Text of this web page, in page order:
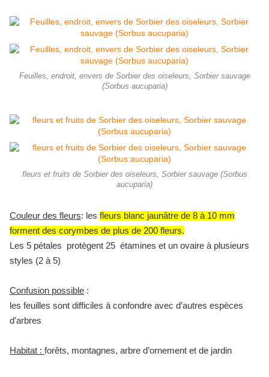
Feuilles, endroit, envers de Sorbier des oiseleurs, Sorbier sauvage
(Sorbus aucuparia)
fleurs et fruits de Sorbier des oiseleurs, Sorbier sauvage (Sorbus
aucuparia)
Couleur des fleurs: les fleurs blanc jaunâtre de 8 à 10 mm
forment des corymbes de plus de 200 fleurs.
Les 5 pétales protègent 25 étamines et un ovaire à plusieurs
styles (2 à 5)
Confusion possible :
les feuilles sont difficiles à confondre avec d’autres espèces
d’arbres
Habitat : forêts, montagnes, arbre d’ornement et de jardin